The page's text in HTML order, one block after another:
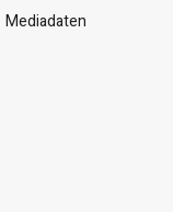
Mediadaten